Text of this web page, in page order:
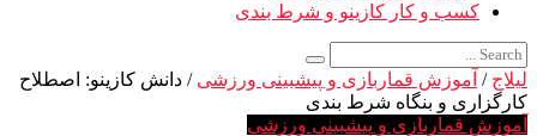
کسب و کار کازینو و شرط بندی
لیلاج / آموزش قماربازی و پیشبینی ورزشی / دانش کازینو: اصطلاح
کارگزاری و بنگاه شرط بندی
آموزش قماربازی و پیشبینی ورزشی